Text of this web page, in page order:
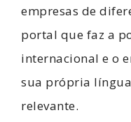
empresas de
portal que faz a
internacional e o
sua própria
relevante.